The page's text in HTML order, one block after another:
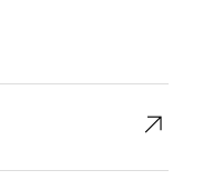
↗︎